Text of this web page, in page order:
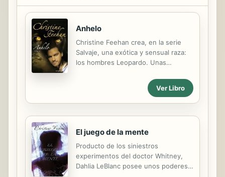
Anhelo
Christine Feehan crea, en la serie
Salvaje, una exótica y sensual raza:
los hombres Leopardo. Unas
leopardos, que viven en la
exuberante selva de Borneo y que
se aparean de por vida.Maggie, una
la selva salvaje. Pero no cuenta con
conocer una bestia indomable e
irresistible que la incitará a explorar
su propio lado salvaje.Rachel
Ver Libro
El juego de la mente
Producto de los siniestros
experimentos del doctor Whitney,
Dahlia LeBlanc posee unos poderes